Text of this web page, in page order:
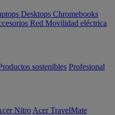
Desktops Chromebooks
Red Movilidad eléctrica
sostenibles Profesional
Nitro Acer TravelMate